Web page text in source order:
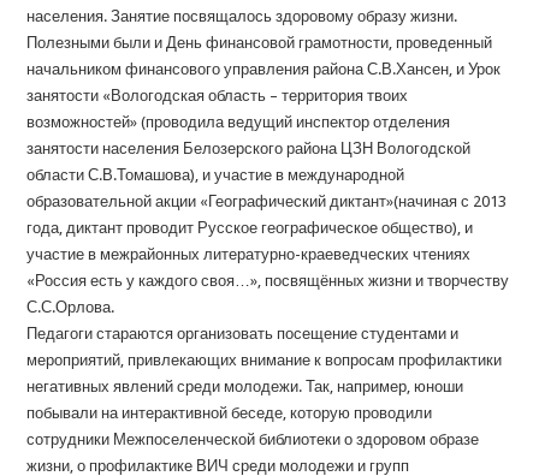
населения. Занятие посвящалось здоровому образу жизни.
Полезными были и День финансовой грамотности, проведенный
начальником финансового управления района С.В.Хансен, и Урок
занятости «Вологодская область – территория твоих
возможностей» (проводила ведущий инспектор отделения
занятости населения Белозерского района ЦЗН Вологодской
области С.В.Томашова), и участие в международной
образовательной акции «Географический диктант»(начиная с 2013
года, диктант проводит Русское географическое общество), и
участие в межрайонных литературно-краеведческих чтениях
«Россия есть у каждого своя…», посвящённых жизни и творчеству
С.С.Орлова.
Педагоги стараются организовать посещение студентами и
мероприятий, привлекающих внимание к вопросам профилактики
негативных явлений среди молодежи. Так, например, юноши
побывали на интерактивной беседе, которую проводили
сотрудники Межпоселенческой библиотеки о здоровом образе
жизни, о профилактике ВИЧ среди молодежи и групп